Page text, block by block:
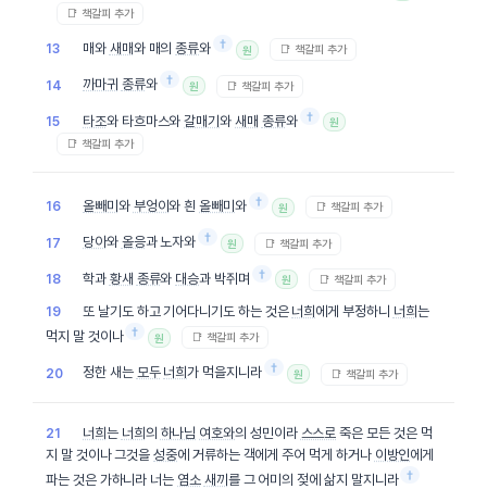
📑 책갈피 추가
13 매와 새매와 매의종류와 † 원 📑 책갈피 추가
14 까마귀 종류와 † 원 📑 책갈피 추가
15 타조와 타흐마스와갈매기와 새매 종류와 † 원
📑 책갈피 추가
16 올빼미 와 부엉이와 흰올빼미 와 † 원 📑 책갈피 추가
17 당아와 올응과 노자와 † 원 📑 책갈피 추가
18 학과 황새 종류와 대승과 박쥐며 † 원 📑 책갈피 추가
19 또 날기도 하고 기어다니기도 하는 것은 너희 에게 부정하니 너희 는
먹지 말 것이나 † 원 📑 책갈피 추가
20 정한 새는 모두 너희가 먹을지니라 † 원 📑 책갈피 추가
21 너희는 너희의 하나님 여호와의 성민이라 스스로 죽은 모든 것은 먹
지 말 것이나 그것을성중에 거류하는 객에게 주어 먹게 하거나 이방인에게
파는 것은 가하니라 너는 염소 새끼 를 그 어미의 젖에 삶지 말지니라 †